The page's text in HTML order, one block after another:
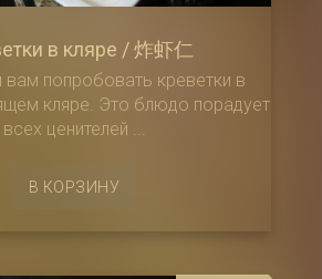
в кляре / 炸虾仁
вам попробовать креветки в
кляре. Это блюдо порадует
всех ценителей ...
В КОРЗИНУ